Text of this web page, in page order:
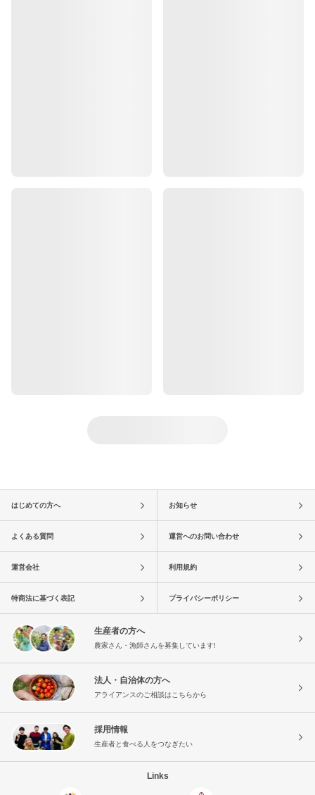
はじめての方へ お知らせ
よくある質問 運営へのお問い合わせ
運営会社 利用規約
特商法に基づく表記 プライバシーポリシー
生産者の方へ
農家さん・漁師さんを募集しています!
法人・自治体の方へ
アライアンスのご相談はこちらから
採用情報
生産者と食べる人をつなぎたい
Links